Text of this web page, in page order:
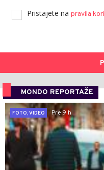
Pristajete na pravila
MONDO REPORTAŽE
FOTO, VIDEO
Pre 9 h